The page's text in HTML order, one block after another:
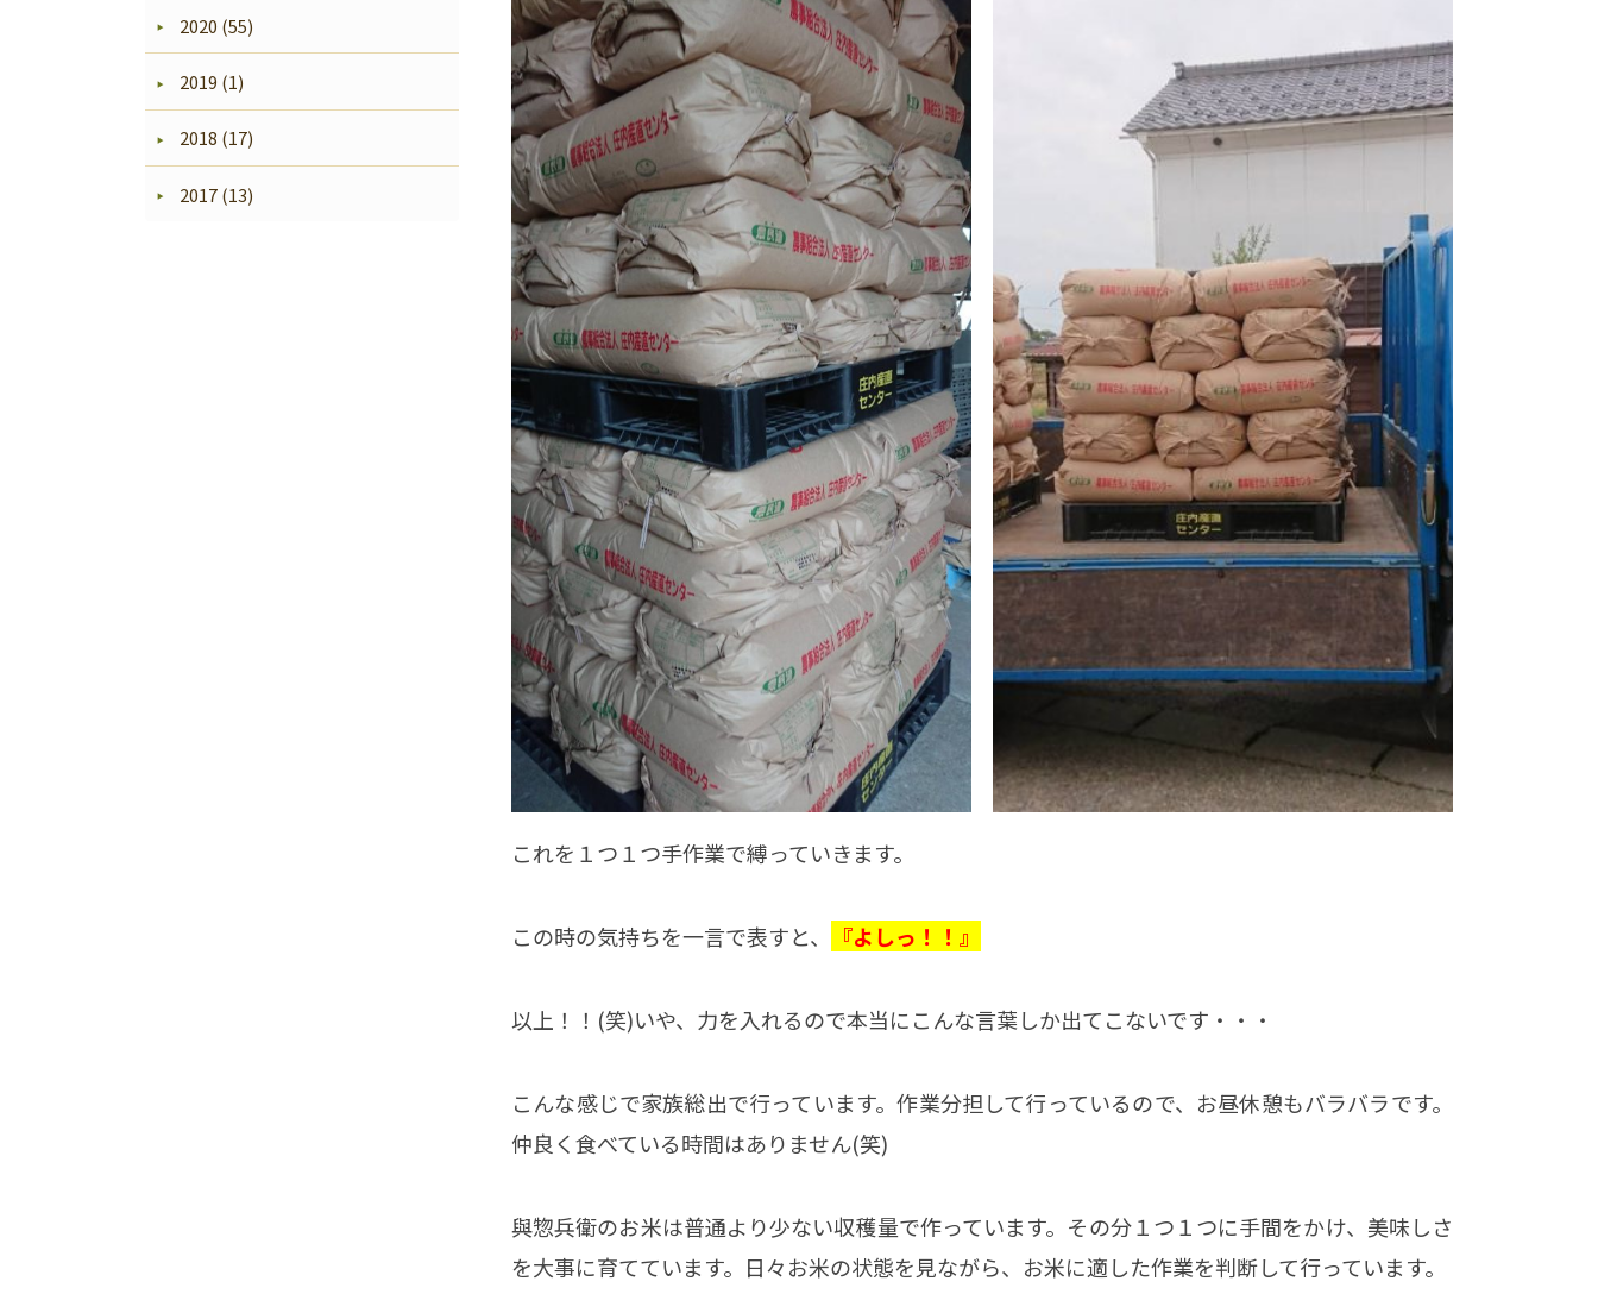
これを１つ１つ手作業で縛っていきます。
この時の気持ちを一言で表すと、 『よしっ！！』
以上！！(笑)いや、力を入れるので本当にこんな言葉しか出てこないです・・・
こんな感じで家族総出で行っています。作業分担して行っているので、お昼休憩もバラバラです。
仲良く食べている時間はありません(笑)
與惣兵衛のお米は普通より少ない収穫量で作っています。その分１つ１つに手間をかけ、美味しさ
を大事に育てています。日々お米の状態を見ながら、お米に適した作業を判断して行っています。
2020 (55)
2019 (1)
2018 (17)
2017 (13)